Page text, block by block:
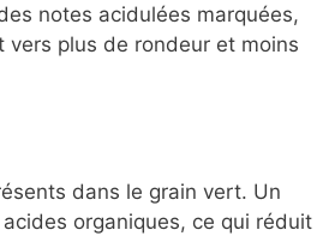
notes acidulées marquées,
plus de rondeur et moins
dans le grain vert. Un
organiques, ce qui réduit